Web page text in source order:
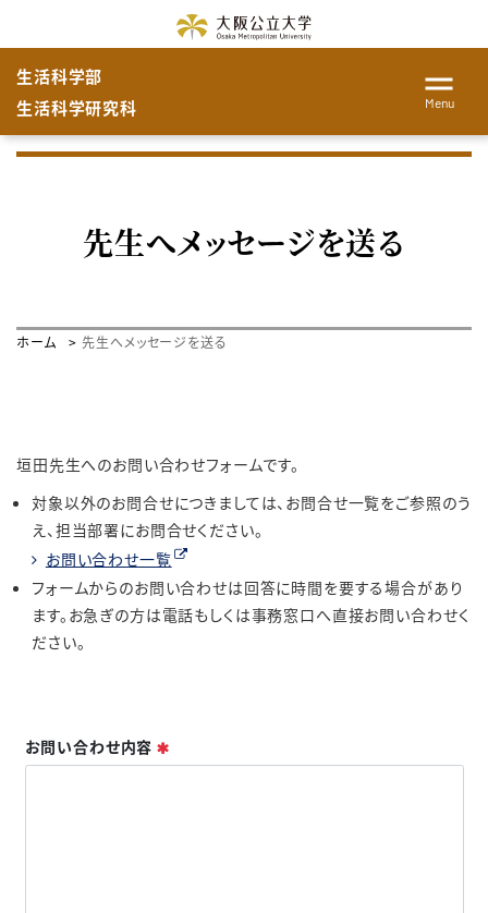
生活科学部
生活科学研究科
Menu
先生へメッセージを送る
ホーム 先生へメッセージを送る
垣田先生へのお問い合わせフォームです。
対象以外のお問合せにつきましては、お問合せ一覧をご参照のう
え、担当部署にお問合せください。
お問い合わせ一覧
フォームからのお問い合わせは回答に時間を要する場合があり
ます。お急ぎの方は電話もしくは事務窓口へ直接お問い合わせく
ださい。
お問い合わせ内容